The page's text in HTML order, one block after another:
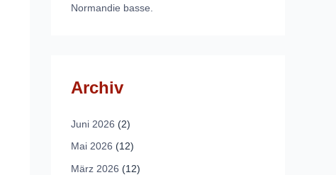
Normandie basse.
Archiv
Juni 2026 (2)
Mai 2026 (12)
März 2026 (12)